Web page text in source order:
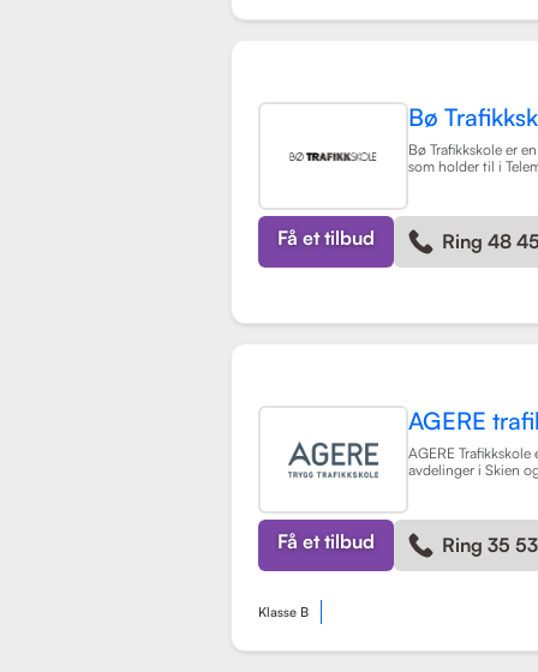
Bø
Bø Trafikkskole er
som holder til i
opplæring for
BE, samt en rekke
grunnkurs,
lastsikring. Les mer
Få et tilbud Ring 48
AGERE
AGERE
avdelinger i Skien
lastebil. Skolen har
de nødvendige
holdningene for å
kompetente sjåfører,
opplæringen.
Få et tilbud Ring 35
Klasse B